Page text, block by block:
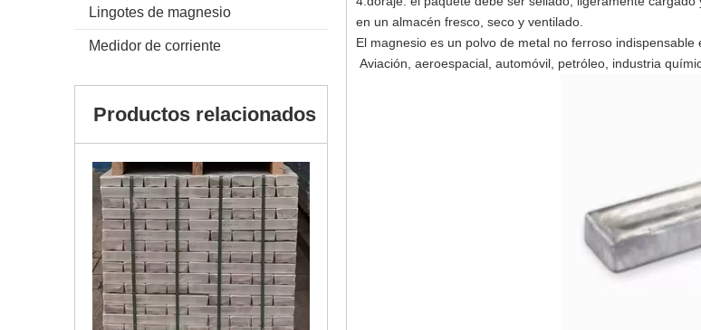
Lingotes de magnesio
Medidor de corriente
Productos relacionados
en un almacén fresco, seco y ventilado.
El magnesio es un polvo de metal no ferroso
Aviación, aeroespacial, automóvil, petróleo, industria